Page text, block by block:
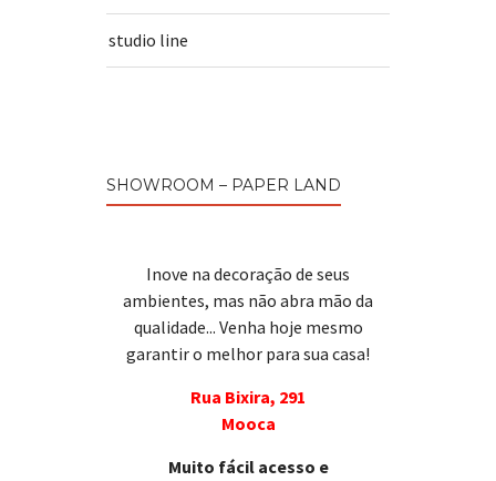
studio line
SHOWROOM – PAPER LAND
Inove na decoração de seus
ambientes, mas não abra mão da
qualidade... Venha hoje mesmo
garantir o melhor para sua casa!
Rua Bixira, 291
Mooca
Muito fácil acesso e